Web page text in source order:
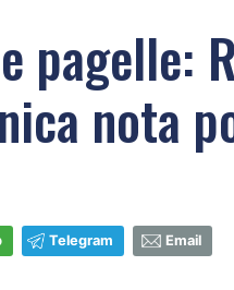
pagelle:
nota
Telegram Email